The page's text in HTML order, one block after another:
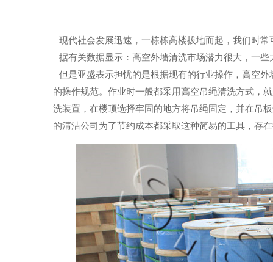
现代社会发展迅速，一栋栋高楼拔地而起，我们时
据有关数据显示：高空外墙清洗市场潜力很大，一些
但是亚盛表示担忧的是根据现有的行业操作，高空
的操作规范。作业时一般都采用高空吊绳清洗方式，
洗装置，在楼顶选择牢固的地方将吊绳固定，并在吊
的清洁公司为了节约成本都采取这种简易的工具，存在